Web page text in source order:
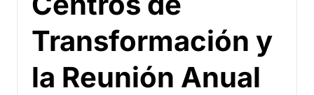
Transformación y
la Reunión Anual